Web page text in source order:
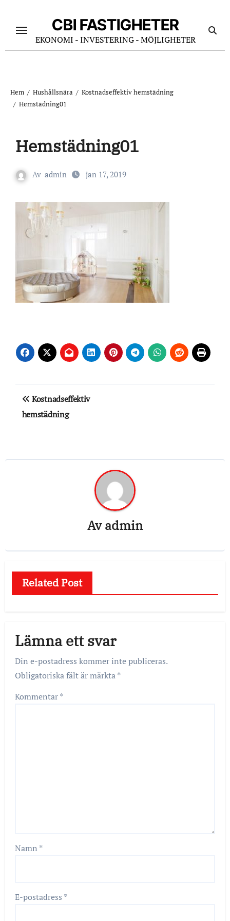
innehåll
CBI FASTIGHETER
EKONOMI - INVESTERING - MÖJLIGHETER
Hem Hushållsnära
Kostnadseffektiv hemstädning
Hemstädning01
Hemstädning01
Av admin jan 17, 2019
Inläggsnavigering
Kostnadseffektiv
hemstädning
Avadmin
Related Post
Lämna ett svar
Din e-postadress kommer inte publiceras.
Obligatoriska fält är märkta*
Kommentar*
Namn *
E-postadress *